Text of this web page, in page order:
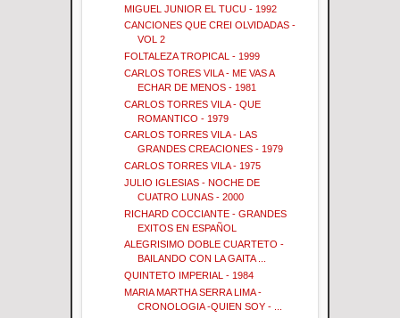
MIGUEL JUNIOR EL TUCU - 1992
CANCIONES QUE CREI OLVIDADAS -
VOL 2
FOLTALEZA TROPICAL - 1999
CARLOS TORES VILA - ME VAS A
ECHAR DE MENOS - 1981
CARLOS TORRES VILA - QUE
ROMANTICO - 1979
CARLOS TORRES VILA - LAS
GRANDES CREACIONES - 1979
CARLOS TORRES VILA - 1975
JULIO IGLESIAS - NOCHE DE
CUATRO LUNAS - 2000
RICHARD COCCIANTE - GRANDES
EXITOS EN ESPAÑOL
ALEGRISIMO DOBLE CUARTETO -
BAILANDO CON LA GAITA ...
QUINTETO IMPERIAL - 1984
MARIA MARTHA SERRA LIMA -
CRONOLOGIA -QUIEN SOY - ...